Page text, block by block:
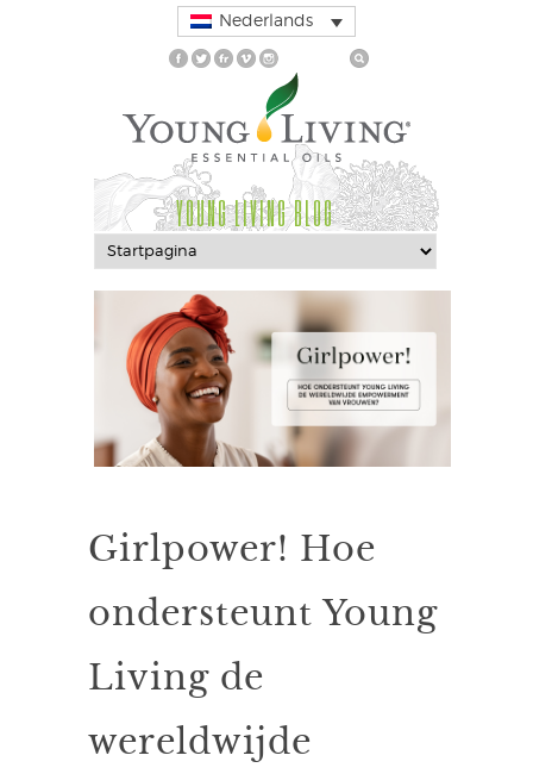
Nederlands
YOUNG LIVING BLOG
Girlpower! Hoe
ondersteunt Young
Living de
wereldwijde